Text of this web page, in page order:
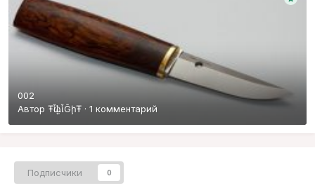
002
Автор ŦᾡἷḶἷḠḩŦ · 1 комментарий
Подписчики 0